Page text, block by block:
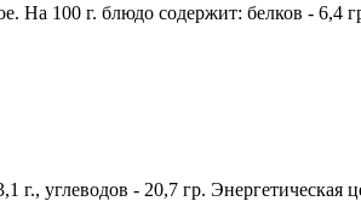
На 100 г. блюдо содержит: белков - 6,4
углеводов - 20,7 гр. Энергетическая